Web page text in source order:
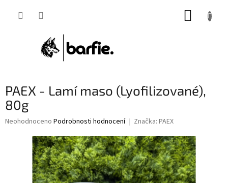
PAEX - Lamí maso (Lyofilizované),
80g
Průměrné
produktu
Neohodnoceno Podrobnosti hodnocení Značka: PAEX